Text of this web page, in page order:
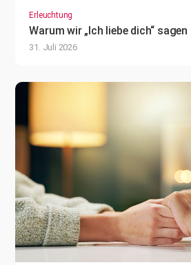
Erleuchtung
Warum wir „Ich liebe dich“ sagen
31. Juli 2026